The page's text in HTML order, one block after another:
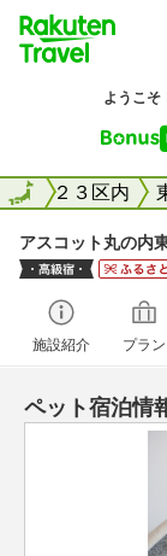
東京２３区内
全国
アスコット丸の内
施設紹介 プラン
ペット宿泊情